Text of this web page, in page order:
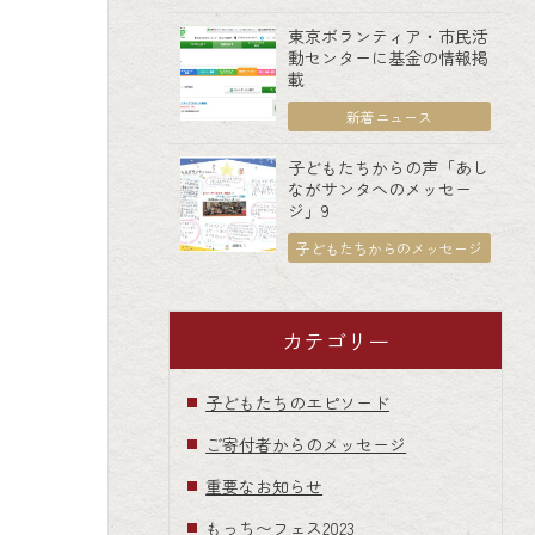
東京ボランティア・市民活
動センターに基金の情報掲
載
新着ニュース
子どもたちからの声「あし
ながサンタへのメッセー
ジ」9
子どもたちからのメッセージ
カテゴリー
子どもたちのエピソード
ご寄付者からのメッセージ
重要なお知らせ
もっち〜フェス2023